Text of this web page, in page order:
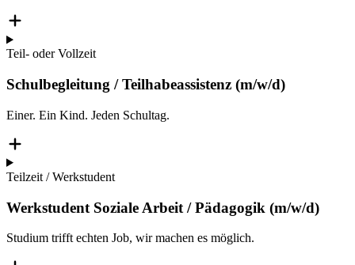
Teil- oder Vollzeit
Schulbegleitung / Teilhabeassistenz (m/w/d)
Einer. Ein Kind. Jeden Schultag.
Teilzeit / Werkstudent
Werkstudent Soziale Arbeit / Pädagogik (m/w/d)
Studium trifft echten Job, wir machen es möglich.